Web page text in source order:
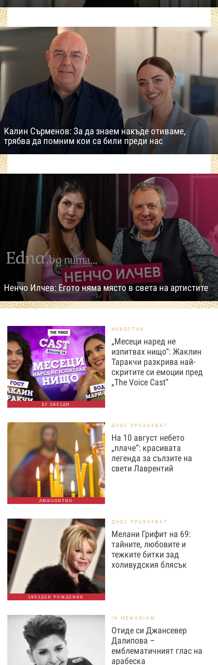
Калин Сърменов: За да знаем накъде отиваме,
трябва да помним кои са били преди нас
Ненчо Илчев: Егото няма място в света на артистите
БГ ЗВЕЗДИ
ИЗВЕСТНИ
„Месеци наред не
изпитвах нищо“: Жаклин
Таракчи разкрива най-
скритите си емоции пред
„The Voice Cast“
ЛЮБОПИТНО
ДНЕС ПРАЗНУВАТ
На 10 август небето
„плаче“: красивата
легенда за сълзите на
свети Лаврентий
ЗВЕЗДЕН РОЖДЕНИК
ДНЕС ПРАЗНУВАТ
Мелани Грифит на 69:
тайните, любовите и
тежките битки зад
холивудския блясък
IN MEMORIAM
Отиде си Джансевер
Далипова –
емблематичният глас на
арабеска